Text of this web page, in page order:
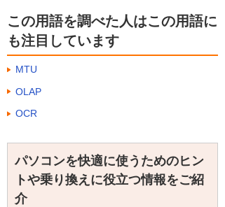
この用語を調べた人はこの用語に
も注目しています
MTU
OLAP
OCR
パソコンを快適に使うためのヒン
トや乗り換えに役立つ情報をご紹
介